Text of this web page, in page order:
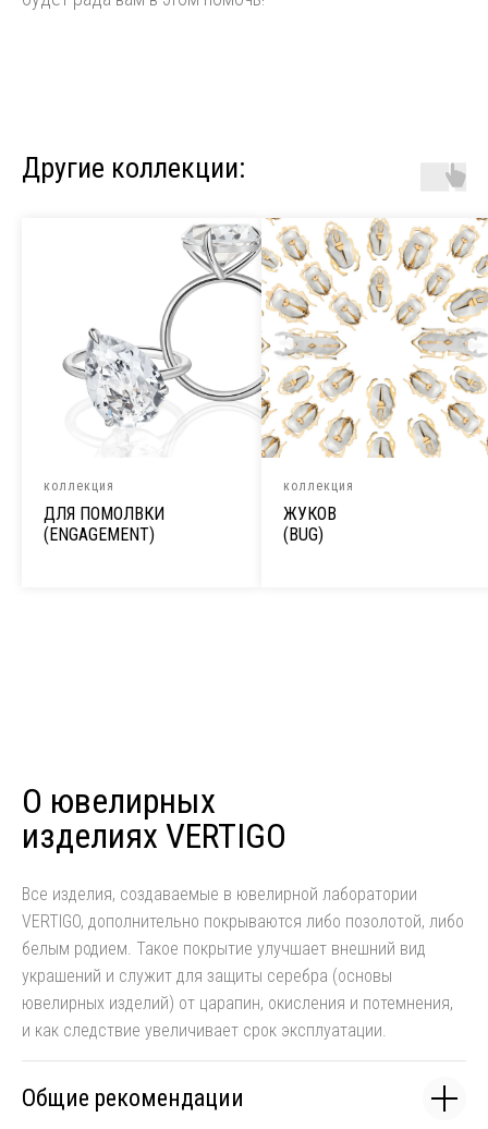
Другие коллекции:
коллекция
ДЛЯ ПОМОЛВКИ
(ENGAGEMENT)
коллекция
ЖУКОВ
(BUG)
О ювелирных
изделиях VERTIGO
Все изделия, создаваемые в ювелирной лаборатории
VERTIGO, дополнительно покрываются либо позолотой, либо
белым родием. Такое покрытие улучшает внешний вид
украшений и служит для защиты серебра (основы
ювелирных изделий) от царапин, окисления и потемнения,
и как следствие увеличивает срок эксплуатации.
Общие рекомендации